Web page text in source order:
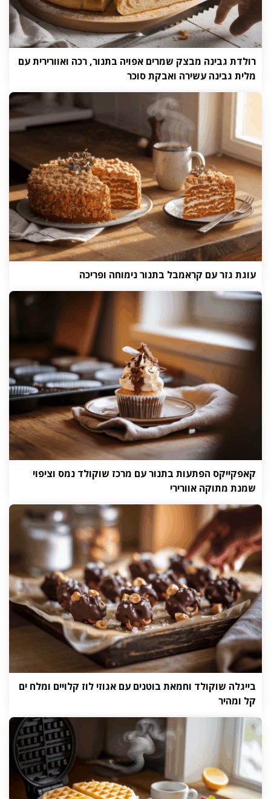
רולדת גבינה מבצק שמרים אפויה בתנור, רכה ואוורירית עם
מלית גבינה עשירה ואבקת סוכר
עוגת גזר עם קראמבל בתנור נימוחה ופריכה
קאפקייקס הפתעות בתנור עם מרכז שוקולד נמס וציפוי
שמנת מתוקה אוורירי
בייגלה שוקולד וחמאת בוטנים עם אגוזי לוז קלויים ומלח ים
קל ומהיר